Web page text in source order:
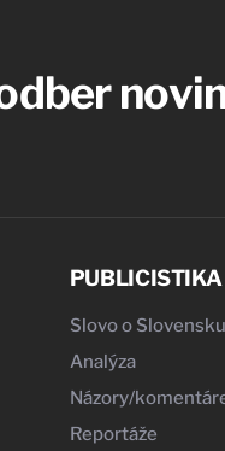
PUBLICISTIKA
Slovo o Slovensku
Analýza
Názory/
Reportáže